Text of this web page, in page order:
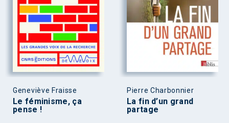
Geneviève Fraisse
Le féminisme, ça
pense !
Pierre Charbonnier
La fin d’un grand
partage